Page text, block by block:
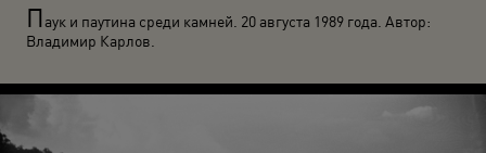
Паук и паутина среди камней. 20 августа 1989 года. Автор:
Владимир Карлов.